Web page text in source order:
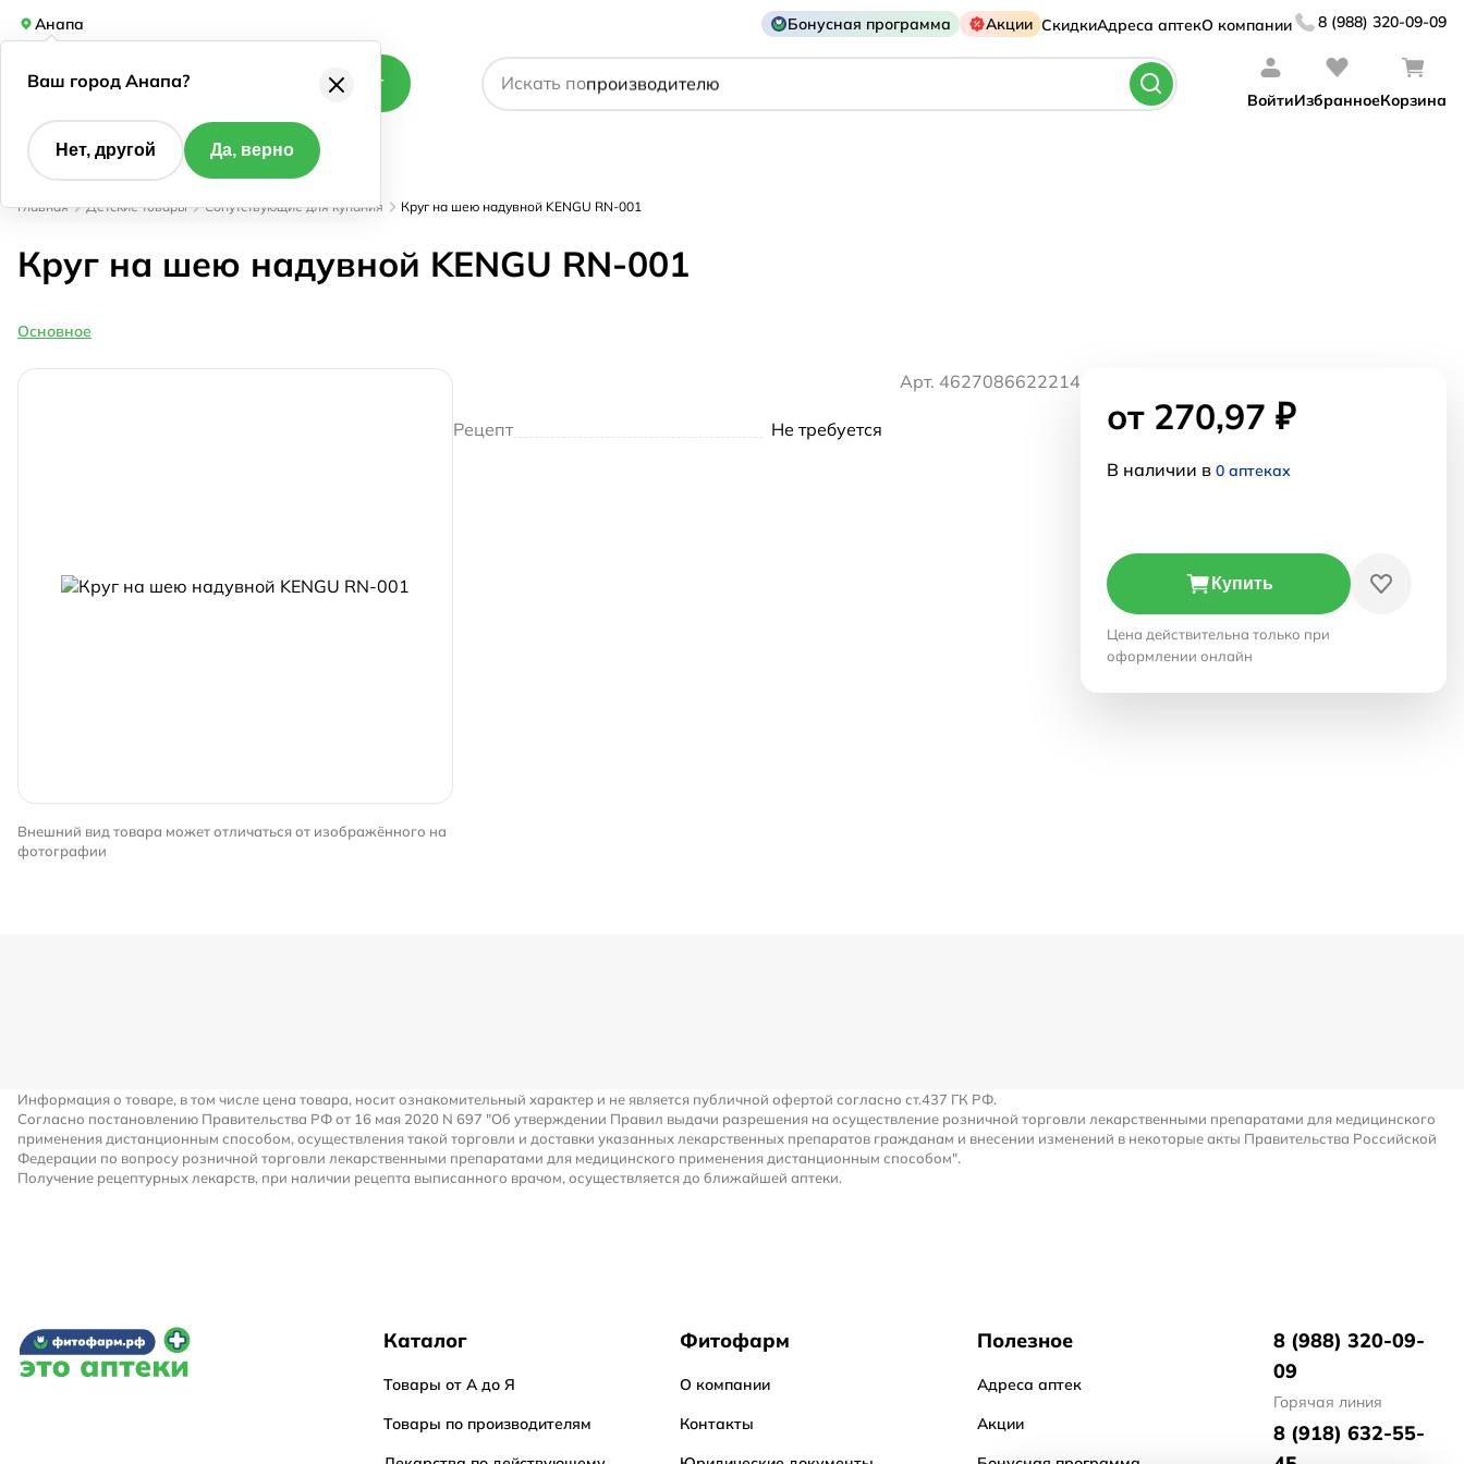
Анапа Бонусная программа Акции СкидкиАдреса аптекО компании 8 (988) 320-09-09
Каталог Искать по
действующему веществу
производителю
ВойтиИзбранноеКорзина
Главная Детские товары Сопутствующие для купания Круг на шею надувной KENGU RN-001
Круг на шею надувной KENGU RN-001
Основное
Внешний вид товара может отличаться от изображённого на
фотографии
Арт. 4627086622214
Рецепт Не требуется от 270,97 ₽
В наличии в 0 аптеках
Купить
Цена действительна только при
оформлении онлайн
Информация о товаре, в том числе цена товара, носит ознакомительный характер и не является публичной офертой согласно ст.437 ГК РФ.
Согласно постановлению Правительства РФ от 16 мая 2020 N 697 "Об утверждении Правил выдачи разрешения на осуществление розничной торговли лекарственными препаратами для медицинского
применения дистанционным способом, осуществления такой торговли и доставки указанных лекарственных препаратов гражданам и внесении изменений в некоторые акты Правительства Российской
Федерации по вопросу розничной торговли лекарственными препаратами для медицинского применения дистанционным способом".
Получение рецептурных лекарств, при наличии рецепта выписанного врачом, осуществляется до ближайшей аптеки.
Каталог
Товары от А до Я
Товары по производителям
Фитофарм
О компании
Контакты
Полезное
Адреса аптек
Акции
8 (988) 320-09-
09
Горячая линия
8 (918) 632-55-
Ваш город Анапа?
Нет, другой Да, верно